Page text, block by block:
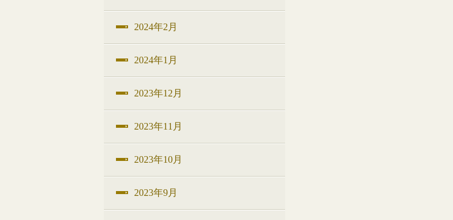
2024年2月
2024年1月
2023年12月
2023年11月
2023年10月
2023年9月